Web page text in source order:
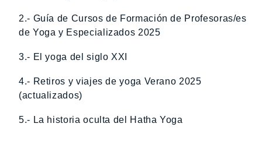
2.- Guía de Cursos de Formación de Profesoras/es
de Yoga y Especializados 2025
3.- El yoga del siglo XXI
4.- Retiros y viajes de yoga Verano 2025
(actualizados)
5.- La historia oculta del Hatha Yoga